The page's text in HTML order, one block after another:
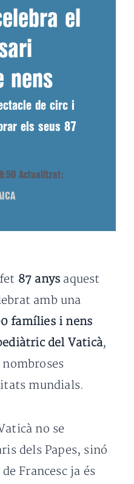
el
nens
de circ i
els seus 87
Actualitzat:
87 anys aquest
amb una
famílies i nens
del Vaticà,
mundials.
no se
dels Papes, sinó
Francesc ja és